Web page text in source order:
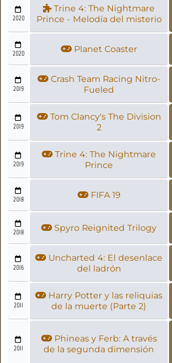
2020
Trine 4: The Nightmare
Prince - Melodía del misterio
2020 Planet Coaster
2019
Crash Team Racing Nitro-
Fueled
2019
Tom Clancy's The Division
2
2019
Trine 4: The Nightmare
Prince
2018 FIFA 19
2018 Spyro Reignited Trilogy
2016
Uncharted 4: El desenlace
del ladrón
2011
Harry Potter y las reliquias
de la muerte (Parte 2)
2011
Phineas y Ferb: A través
de la segunda dimensión